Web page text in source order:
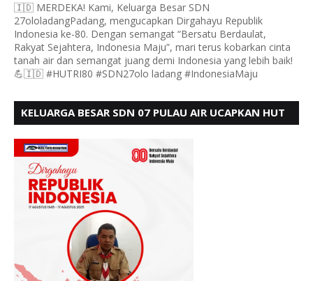
🇮🇩 MERDEKA! Kami, Keluarga Besar SDN
27ololadangPadang, mengucapkan Dirgahayu Republik
Indonesia ke-80. Dengan semangat “Bersatu Berdaulat,
Rakyat Sejahtera, Indonesia Maju”, mari terus kobarkan cinta
tanah air dan semangat juang demi Indonesia yang lebih baik!
💪🇮🇩 #HUTRI80 #SDN27olo ladang #IndonesiaMaju
KELUARGA BESAR SDN 07 PULAU AIR UCAPKAN HUT